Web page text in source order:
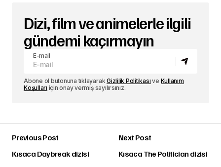
Dizi, film ve animelerle ilgili
gündemi kaçırmayın
E-mail
Abone ol butonuna tıklayarakGizlilik Politikası ve Kullanım
Koşulları için onay vermiş sayılırsınız.
Previous Post
Kısaca Daybreak dizisi
Next Post
Kısaca The Politician dizisi